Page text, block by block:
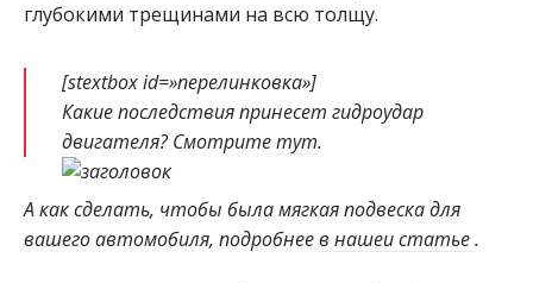
глубокими трещинами на всю толщу.
[stextbox id=»перелинковка»]
Какие последствия принесет гидроудар
двигателя? Смотритетут.
А как сделать, чтобы была мягкая подвеска для
вашего автомобиля, подробнеев нашеи статье.